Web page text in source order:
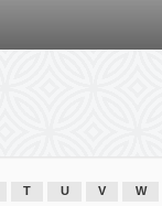
T U V W